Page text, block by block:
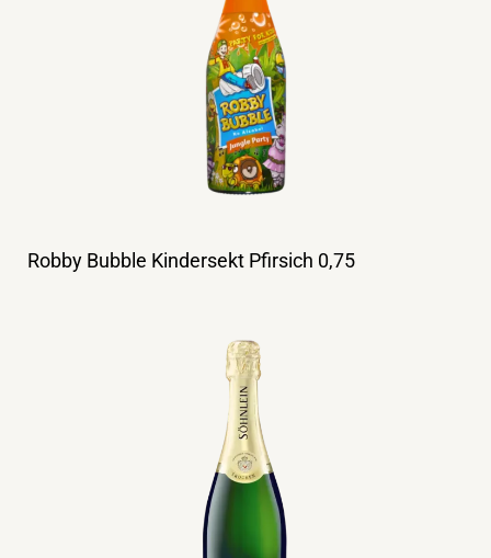
Robby Bubble Kindersekt Pfirsich 0,75